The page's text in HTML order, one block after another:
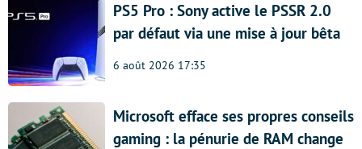
PS5 Pro : Sony active le PSSR 2.0
par défaut via une mise à jour bêta
6 août 2026 17:35
Microsoft efface ses propres conseils
gaming : la pénurie de RAM change